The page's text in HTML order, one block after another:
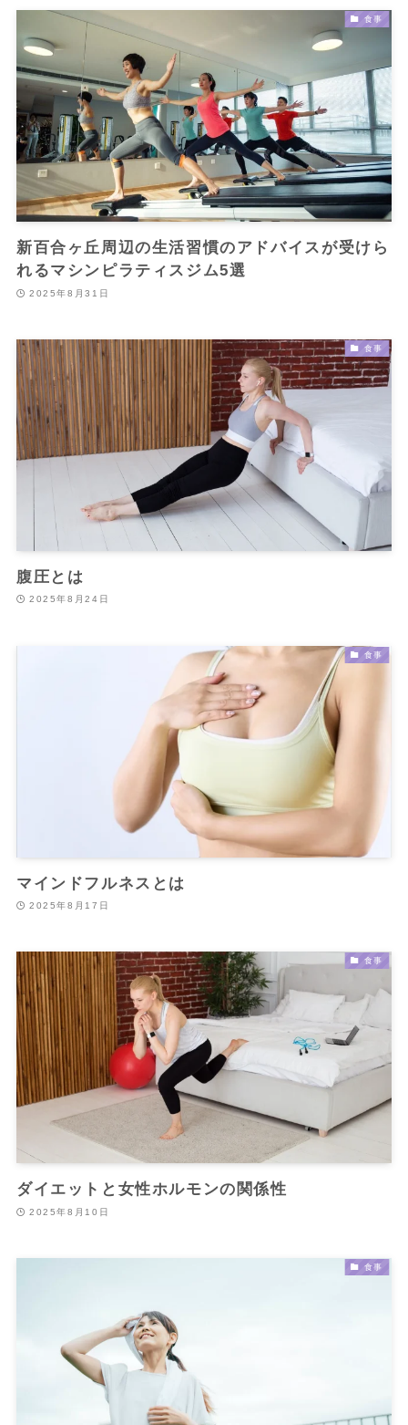
食事
新百合ヶ丘周辺の生活習慣のアドバイスが受けら
れるマシンピラティスジム5選
2025年8月31日
食事
腹圧とは
2025年8月24日
食事
マインドフルネスとは
2025年8月17日
食事
ダイエットと女性ホルモンの関係性
2025年8月10日
食事